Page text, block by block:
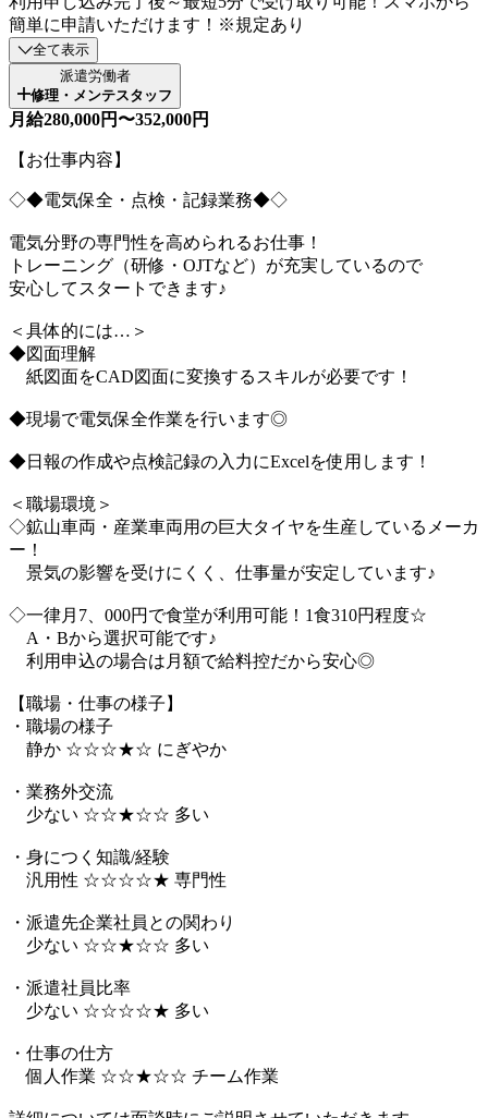
簡単に申請いただけます！※規定あり
全て表示
派遣労働者
修理・メンテスタッフ
月給280,000円〜352,000円
【お仕事内容】
◇◆電気保全・点検・記録業務◆◇
電気分野の専門性を高められるお仕事！
トレーニング（研修・OJTなど）が充実しているので
安心してスタートできます♪
＜具体的には…＞
◆図面理解
紙図面をCAD図面に変換するスキルが必要です！
◆現場で電気保全作業を行います◎
◆日報の作成や点検記録の入力にExcelを使用します！
＜職場環境＞
◇鉱山車両・産業車両用の巨大タイヤを生産しているメーカ
ー！
景気の影響を受けにくく、仕事量が安定しています♪
◇一律月7、000円で食堂が利用可能！1食310円程度☆
A・Bから選択可能です♪
利用申込の場合は月額で給料控だから安心◎
【職場・仕事の様子】
・職場の様子
静か ☆☆☆★☆ にぎやか
・業務外交流
少ない ☆☆★☆☆ 多い
・身につく知識/経験
汎用性 ☆☆☆☆★ 専門性
・派遣先企業社員との関わり
少ない ☆☆★☆☆ 多い
・派遣社員比率
少ない ☆☆☆☆★ 多い
・仕事の仕方
個人作業 ☆☆★☆☆ チーム作業